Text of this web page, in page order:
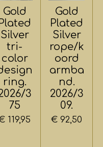
Gold
Silver
tri-
color
ring.
3
75
119,95
Gold
Plated
Silver
rope/k
oord
armba
nd.
2026/3
09.
€ 92,50